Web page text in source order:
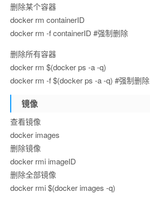
删除某个容器
docker rm containerID
docker rm -f containerID #强制删除
删除所有容器
docker rm $(docker ps -a -q)
docker rm -f $(docker ps -a -q) #强制删除
镜像
查看镜像
docker images
删除镜像
docker rmi imageID
删除全部镜像
docker rmi $(docker images -q)